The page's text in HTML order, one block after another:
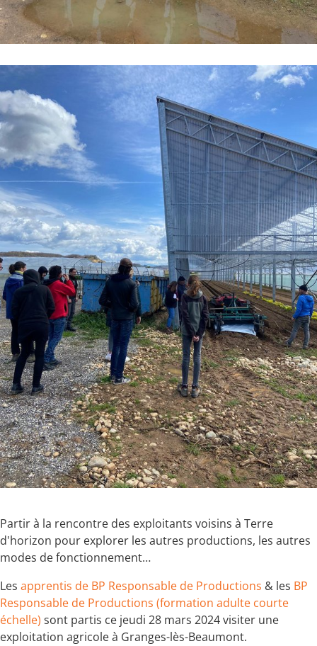
Partir à la rencontre des exploitants voisins à Terre
d'horizon pour explorer les autres productions, les autres
modes de fonctionnement…
Les apprentis de BP Responsable de Productions & les BP
Responsable de Productions (formation adulte courte
échelle) sont partis ce jeudi 28 mars 2024 visiter une
exploitation agricole à Granges-lès-Beaumont.